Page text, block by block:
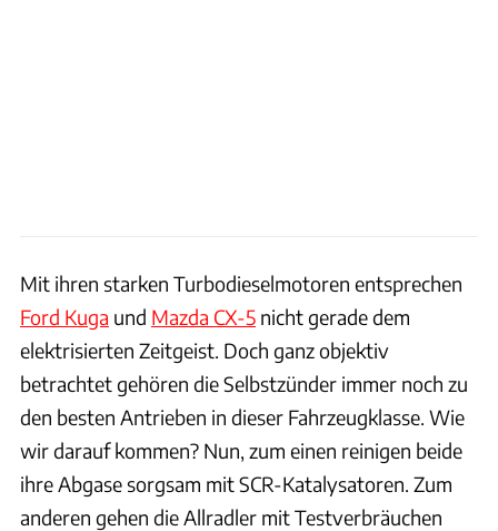
Mit ihren starken Turbodieselmotoren entsprechen
Ford Kuga und Mazda CX-5 nicht gerade dem
elektrisierten Zeitgeist. Doch ganz objektiv
betrachtet gehören die Selbstzünder immer noch zu
den besten Antrieben in dieser Fahrzeugklasse. Wie
wir darauf kommen? Nun, zum einen reinigen beide
ihre Abgase sorgsam mit SCR-Katalysatoren. Zum
anderen gehen die Allradler mit Testverbräuchen